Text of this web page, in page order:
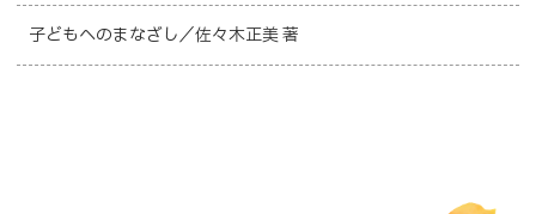
子どもへのまなざし／佐々木正美 著